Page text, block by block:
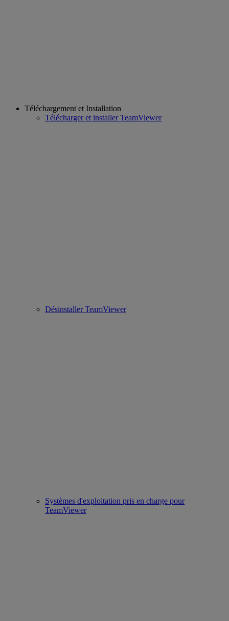
Téléchargement et Installation
Télécharger et installer TeamViewer
Désinstaller TeamViewer
Systèmes d'exploitation pris en charge pour
TeamViewer